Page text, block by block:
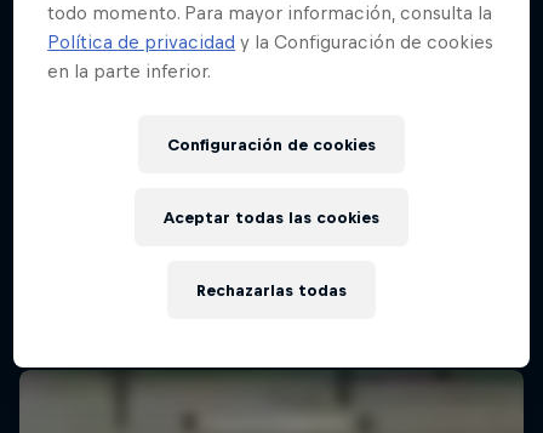
Red Bull Batalla Final Torneo de Plazas
todo momento. Para mayor información, consulta la
Política de privacidad y la Configuración de cookies
en la parte inferior.
Configuración de cookies
Rechazarlas todas
Aceptar todas las cookies